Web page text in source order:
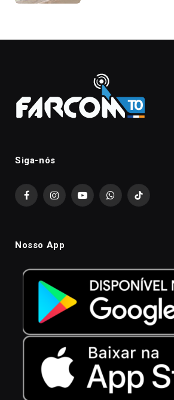
Siga-nós
FacebookInstagramYouTubeWhatsAppTikTok
Nosso App